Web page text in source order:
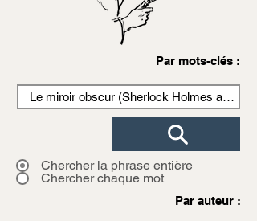
Par mots-clés :
Chercher la phrase entière
Chercher chaque mot
Par auteur :